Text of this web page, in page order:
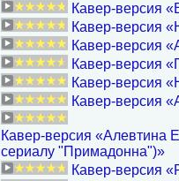
Кавер-версия
Кавер-версия
Кавер-версия
Кавер-версия
Кавер-версия
Кавер-версия
Кавер-версия «Алевтина
сериалу "Примадонна")»
Кавер-версия